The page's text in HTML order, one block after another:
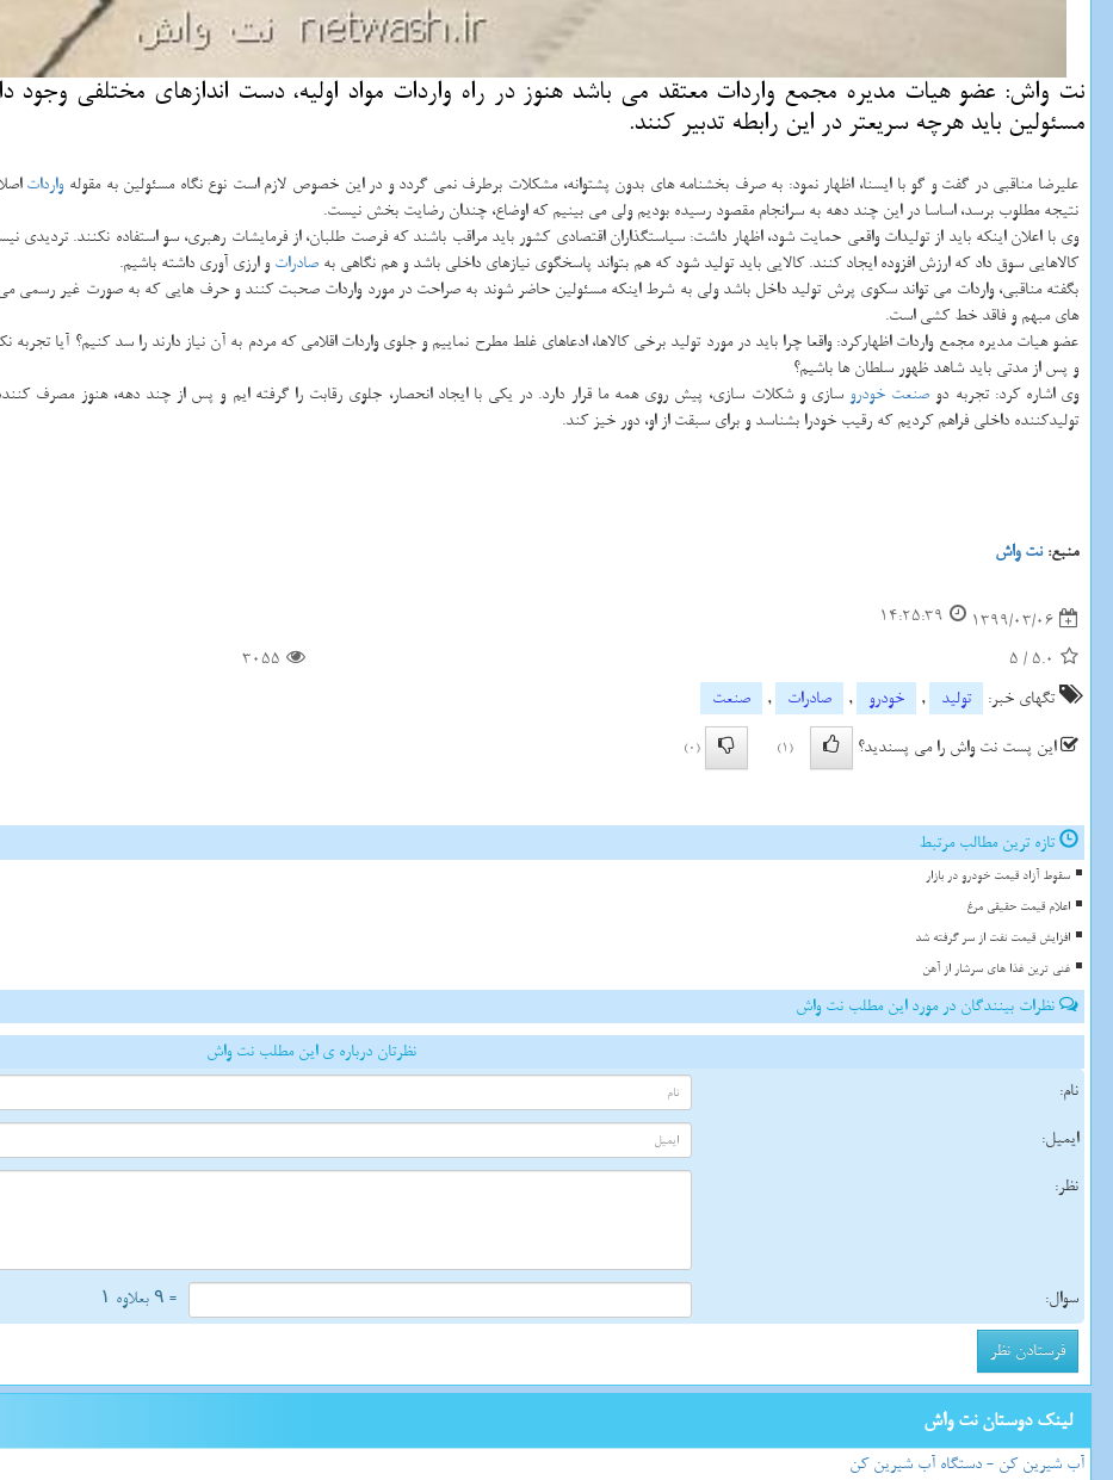
نت واش: عضو هیات مدیره مجمع واردات معتقد می باشد هنوز در راه واردات مواد اولیه، دست اندازهای مختلفی وجود
مسئولین باید هرچه سریعتر در این رابطه تدبیر كنند.
علیرضا مناقبی در گفت و گو با ایسنا، اظهار نمود: به صرف بخشنامه های بدون پشتوانه، مشکلات برطرف نمی گردد و در این خصوص لازم است نوع نگاه مسئولین به مقولهواردات
نتیجه مطلوب برسد، اساسا در این چند دهه به سرانجام مقصود رسیده بودیم ولی می بینیم که اوضاع، چندان رضایت بخش نیست.
وی با اعلان اینکه باید از تولیدات واقعی حمایت شود، اظهار داشت: سیاستگذاران اقتصادی کشور باید مراقب باشند که فرصت طلبان، از فرمایشات رهبری، سو استفاده نکنند.
کالاهایی سوق داد که ارزش افزوده ایجاد کنند. کالایی باید تولید شود که هم بتواند پاسخگوی نیازهای داخلی باشد و هم نگاهی به صادراتو ارزی آوری داشته باشیم.
بگفته مناقبی، واردات می تواند سکوی پرش تولید داخل باشد ولی به شرط اینکه مسئولین حاضر شوند به صراحت در مورد واردات صحبت کنند و حرف هایی که به صورت غیر رسمی
های مبهم و فاقد خط کشی است.
عضو هیات مدیره مجمع واردات اظهارکرد: واقعا چرا باید در مورد تولید برخی کالاها، ادعاهای غلط مطرح نماییم و جلوی واردات اقلامی که مردم به آن نیاز دارند را سد کنیم؟ آیا
و پس از مدتی باید شاهد ظهور سلطان ها باشیم؟
وی اشاره کرد: تجربه دو صنعت خودرو سازی و شکلات سازی، پیش روی همه ما قرار دارد. در یکی با ایجاد انحصار، جلوی رقابت را گرفته ایم و پس از چند دهه، هنوز مصرف
تولیدکننده داخلی فراهم کردیم که رقیب خودرا بشناسد و برای سبقت از او، دور خیز کند.
منبع:نت واش
1399/03/06
14:25:39
5.0
/
5
3055
تگهای خبر:
تولید , خودرو , صادرات ,
صنعت
این پست نت واش را می پسندید؟
(1)
(0)
تازه ترین مطالب مرتبط
سقوط آزاد قیمت خودرو در بازار
اعلام قیمت حقیقی مرغ
افزایش قیمت نفت از سر گرفته شد
غنی ترین غذا های سرشار از آهن
نظرات بینندگان در مورد این مطلب نت واش
نظرتان درباره ی این مطلب نت واش
نام:
ایمیل:
نظر:
سوال: = ۹ بعلاوه ۱
لینک دوستان نت واش
آب شیرین کن - دستگاه آب شیرین کن